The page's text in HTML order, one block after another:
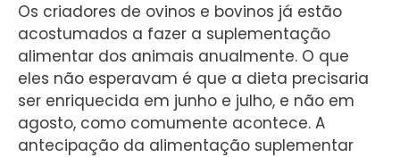
Os criadores de ovinos e bovinos já estão
acostumados a fazer a suplementação
alimentar dos animais anualmente. O que
eles não esperavam é que a dieta precisaria
ser enriquecida em junho e julho, e não em
agosto, como comumente acontece. A
antecipação da alimentação suplementar